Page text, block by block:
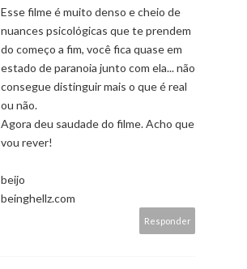
Esse filme é muito denso e cheio de
nuances psicológicas que te prendem
do começo a fim, você fica quase em
estado de paranoia junto com ela... não
consegue distinguir mais o que é real
ou não.
Agora deu saudade do filme. Acho que
vou rever!
beijo
beinghellz.com
Responder